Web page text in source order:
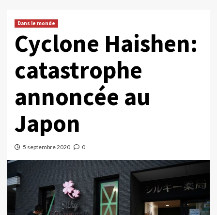
Dans le monde
Cyclone Haishen:
catastrophe
annoncée au
Japon
5 septembre 2020 0